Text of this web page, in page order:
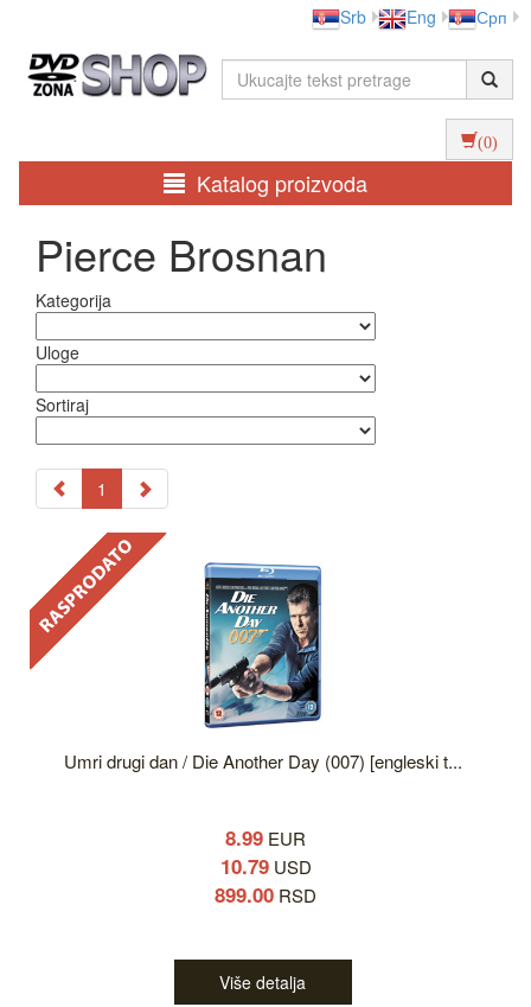
Srb Eng Срп
(0)
Katalog proizvoda
Pierce Brosnan
Kategorija
Uloge
Sortiraj
1
Umri drugi dan / Die Another Day (007) [engleski t...
8.99 EUR
10.79USD
899.00 RSD
Više detalja